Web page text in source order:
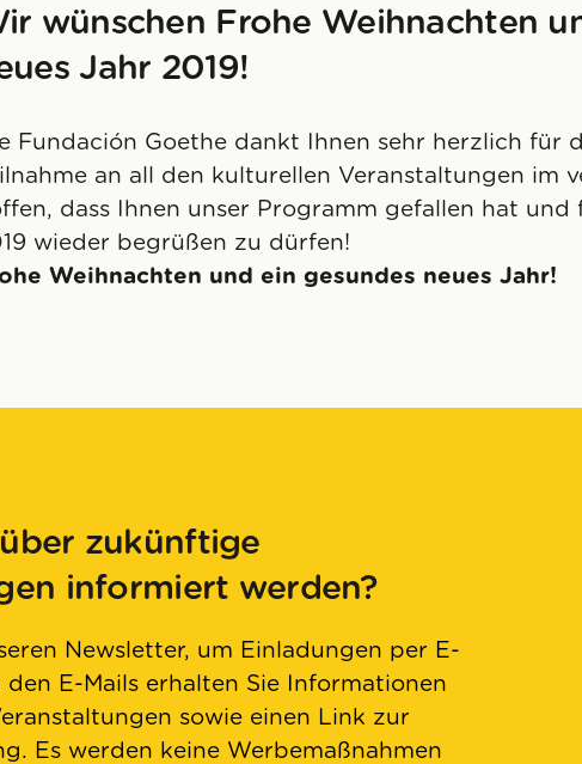
wünschen Frohe Weihnachten
Jahr 2019!
Fundación Goethe dankt Ihnen sehr herzlich für
an all den kulturellen Veranstaltungen im
dass Ihnen unser Programm gefallen hat und
wieder begrüßen zu dürfen!
Weihnachten und ein gesundes neues Jahr!
zukünftige
informiert werden?
Newsletter, um Einladungen per E-
den E-Mails erhalten Sie Informationen
sowie einen Link zur
Es werden keine Werbemaßnahmen